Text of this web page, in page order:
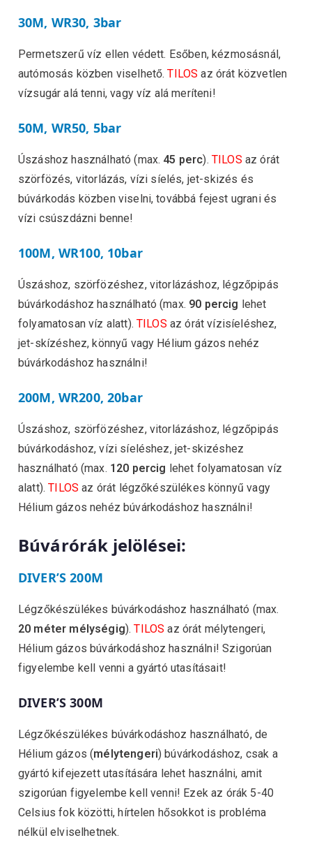
30M, WR30, 3bar
Permetszerű víz ellen védett. Esőben, kézmosásnál,
autómosás közben viselhető.TILOS az órát közvetlen
vízsugár alá tenni, vagy víz alá meríteni!
50M, WR50, 5bar
Úszáshoz használható (max. 45 perc). TILOS az órát
szörfözés, vitorlázás, vízi síelés, jet-skizés és
búvárkodás közben viselni, továbbá fejest ugrani és
vízi csúszdázni benne!
100M, WR100, 10bar
Úszáshoz, szörfözéshez, vitorlázáshoz, légzőpipás
búvárkodáshoz használható (max. 90 percig lehet
folyamatosan víz alatt).TILOS az órát vízisíeléshez,
jet-skízéshez, könnyű vagy Hélium gázos nehéz
búvárkodáshoz használni!
200M, WR200, 20bar
Úszáshoz, szörfözéshez, vitorlázáshoz, légzőpipás
búvárkodáshoz, vízi síeléshez, jet-skizéshez
használható (max. 120 percig lehet folyamatosan víz
alatt).TILOS az órát légzőkészülékes könnyű vagy
Hélium gázos nehéz búvárkodáshoz használni!
Búvárórák jelölései:
DIVER’S 200M
Légzőkészülékes búvárkodáshoz használható (max.
20 méter mélységig).TILOS az órát mélytengeri,
Hélium gázos búvárkodáshoz használni! Szigorúan
figyelembe kell venni a gyártó utasításait!
DIVER’S 300M
Légzőkészülékes búvárkodáshoz használható, de
Hélium gázos (mélytengeri) búvárkodáshoz, csak a
gyártó kifejezett utasítására lehet használni, amit
szigorúan figyelembe kell venni! Ezek az órák 5-40
Celsius fok közötti, hírtelen hősokkot is probléma
nélkül elviselhetnek.